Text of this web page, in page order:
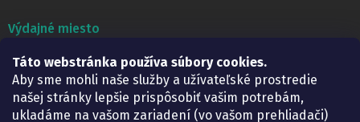
Táto webstránka používa súbory cookies.
Aby sme mohli naše služby a užívateľské prostredie
našej stránky lepšie prispôsobiť vašim potrebám,
ukladáme na vašom zariadení (vo vašom prehliadači)
Výdajné miesto
Lekáreň ADONAI
Košice – Smetanova 2
Pondelok:
07.30 – 15.30 h.
Utorok:
07.30 – 16.00 h.